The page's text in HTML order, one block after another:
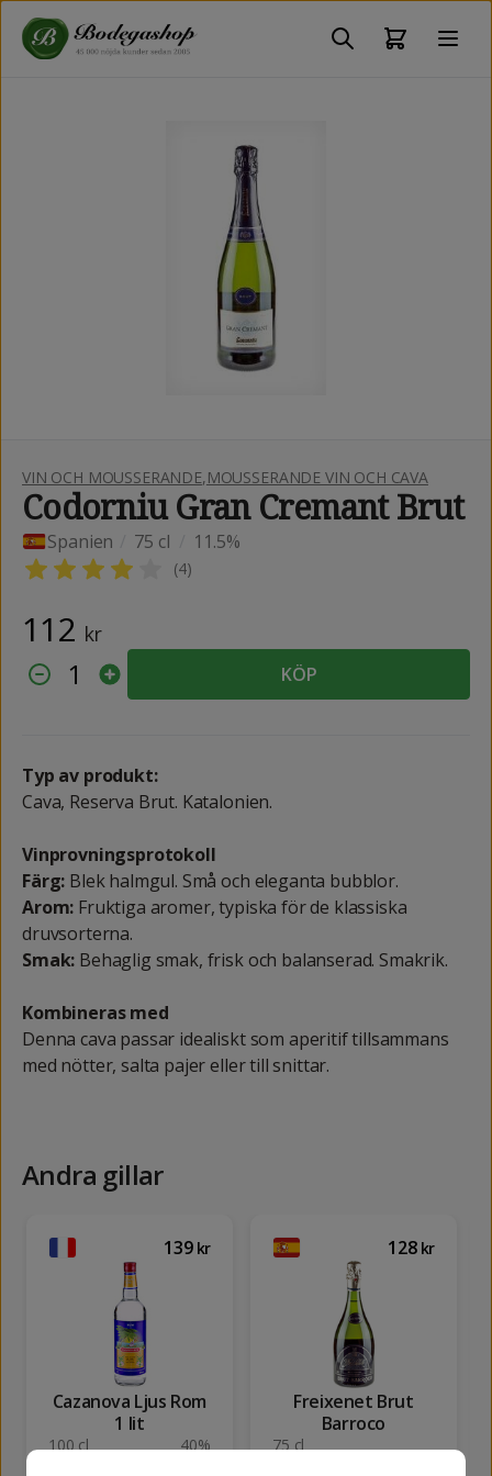
VIN OCH MOUSSERANDE,MOUSSERANDE VIN OCH CAVA
Codorniu Gran Cremant Brut
Spanien 75 cl 11.5%
(4)
112 kr
1 KÖP
Typ av produkt:
Cava, Reserva Brut. Katalonien.
Vinprovningsprotokoll
Färg: Blek halmgul. Små och eleganta bubblor.
Arom: Fruktiga aromer, typiska för de klassiska
druvsorterna.
Smak: Behaglig smak, frisk och balanserad. Smakrik.
Kombineras med
Denna cava passar idealiskt som aperitif tillsammans
med nötter, salta pajer eller till snittar.
Andra gillar
139 kr
Cazanova Ljus Rom
1 lit
100 cl 40%
128 kr
Freixenet Brut
Barroco
75 cl